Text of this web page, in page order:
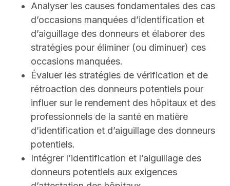
Analyser les causes fondamentales des cas
d’occasions manquées d’identification et
d’aiguillage des donneurs et élaborer des
stratégies pour éliminer (ou diminuer) ces
occasions manquées.
Évaluer les stratégies de vérification et de
rétroaction des donneurs potentiels pour
influer sur le rendement des hôpitaux et des
professionnels de la santé en matière
d’identification et d’aiguillage des donneurs
potentiels.
Intégrer l’identification et l’aiguillage des
donneurs potentiels aux exigences